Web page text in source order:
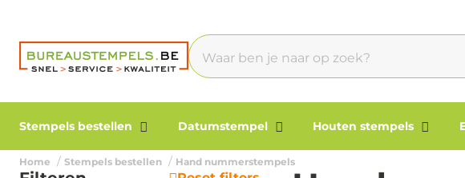
Stempels bestellen Datumstempel Houten stempels
Home Stempels bestellen Hand nummerstempels